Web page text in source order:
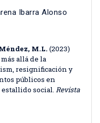
Ibarra Alonso
M.L. (2023)
allá de la
resignificación y
públicos en
social. Revista